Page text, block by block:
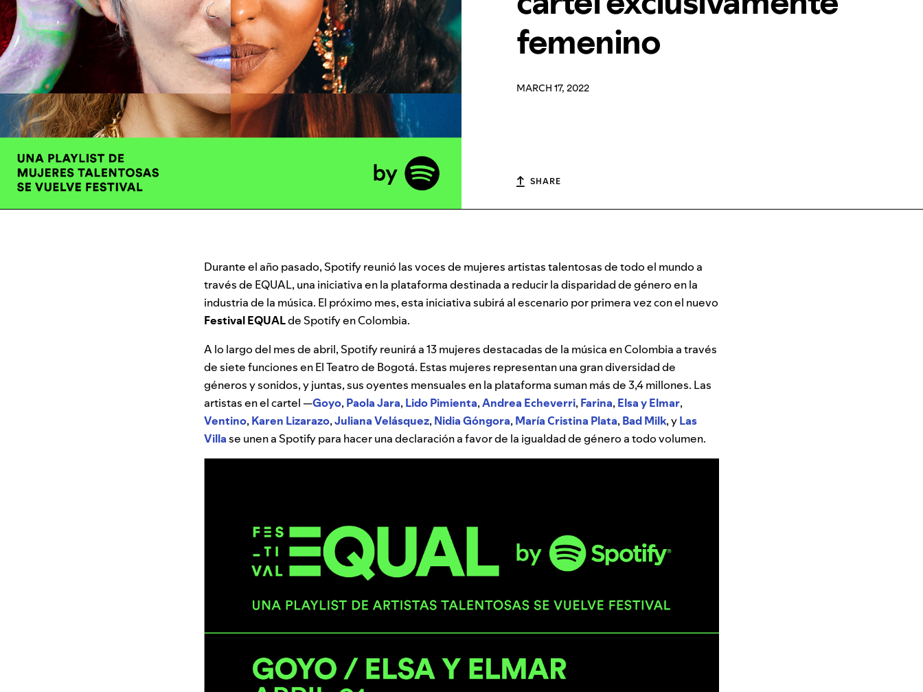
femenino
MARCH 17, 2022
SHARE
Durante el año pasado, Spotify reunió las voces de mujeres artistas talentosas de todo el mundo a
través de EQUAL, una iniciativa en la plataforma destinada a reducir la disparidad de género en la
industria de la música. El próximo mes, esta iniciativa subirá al escenario por primera vez con el nuevo
Festival EQUALde Spotify en Colombia.
A lo largo del mes de abril, Spotify reunirá a 13 mujeres destacadas de la música en Colombia a través
de siete funciones en El Teatro de Bogotá. Estas mujeres representan una gran diversidad de
géneros y sonidos, y juntas, sus oyentes mensuales en la plataforma suman más de 3,4 millones. Las
artistas en el cartel —Goyo, PaolaJara, LidoPimienta,Andrea Echeverri, Farina, ElsayElmar,
Ventino, Karen Lizarazo,JulianaVelásquez, NidiaGóngora, MaríaCristina Plata, BadMilk, yLas
Villase unen a Spotify para hacer una declaración a favor de la igualdad de género a todo volumen.